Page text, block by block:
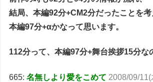
結局、本編92分+CM2分だったことを考
本編97分+αかなって思います。
112分って、本編97分+舞台挨拶15分な
665:名無しより愛をこめて 2008/09/